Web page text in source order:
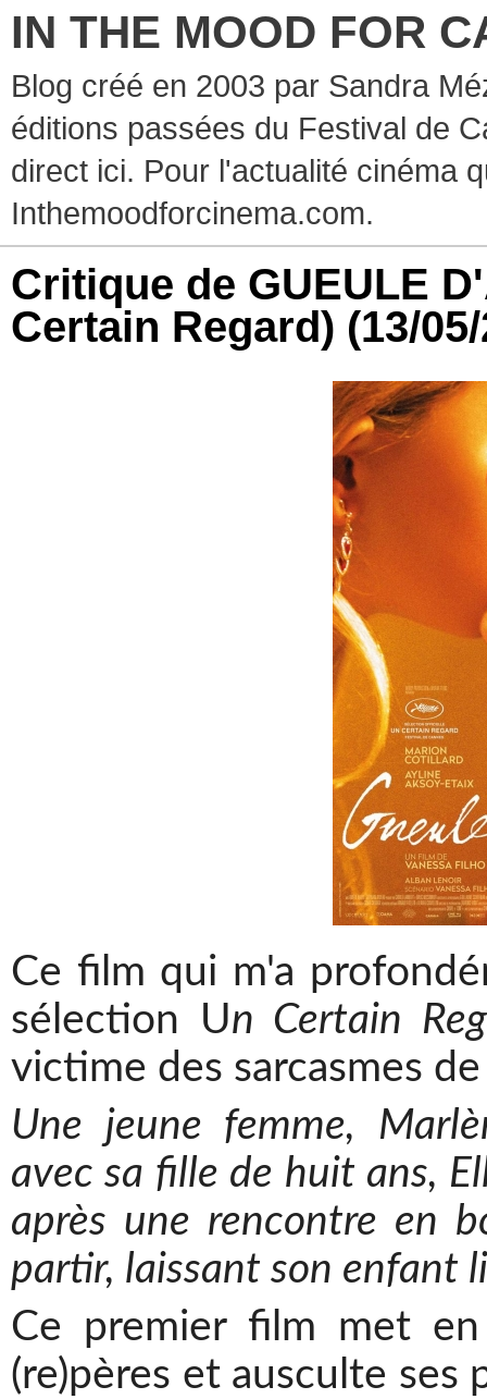
IN THE MOOD FOR
Blog créé en 2003 par Sandra
éditions passées du Festival de
direct ici. Pour l'actualité cinéma
Inthemoodforcinema.com.
Critique de GUEULE
Certain Regard) (13/
Ce film qui m'a
sélection Un Certain
victime des sarcasmes
Une jeune femme,
avec sa fille de huit ans,
après une rencontre en
partir, laissant son enfant
Ce premier film met
(re)pères et ausculte ses